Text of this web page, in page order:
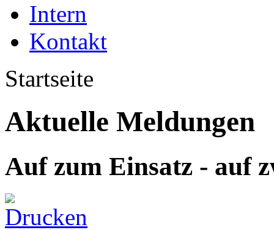
Intern
Kontakt
Startseite
Aktuelle Meldungen
Auf zum Einsatz - auf